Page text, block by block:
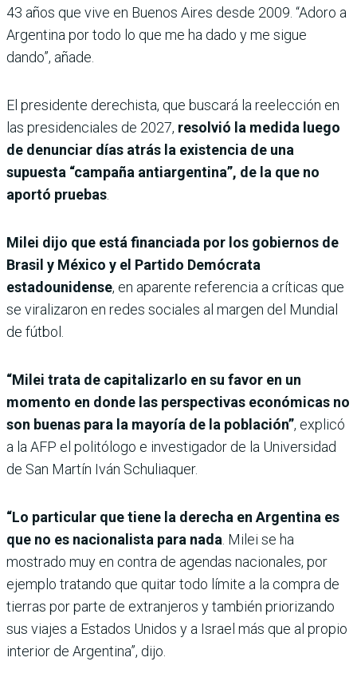
43 años que vive en Buenos Aires desde 2009. “Adoro a
Argentina por todo lo que me ha dado y me sigue
dando”, añade.
El presidente derechista, que buscará la reelección en
las presidenciales de 2027, resolvió la medida luego
de denunciar días atrás la existencia de una
supuesta “campaña antiargentina”, de la que no
aportó pruebas
Milei dijo que está financiada por los gobiernos de
Brasil y México y el Partido Demócrata
estadounidense, en aparente referencia a críticas que
se viralizaron en redes sociales al margen del Mundial
de fútbol.
“Milei trata de capitalizarlo en su favor en un
momento en donde las perspectivas económicas no
son buenas para la mayoría de la población”, explicó
a la AFP el politólogo e investigador de la Universidad
de San Martín Iván Schuliaquer.
“Lo particular que tiene la derecha en Argentina es
que no es nacionalista para nada . Milei se ha
mostrado muy en contra de agendas nacionales, por
ejemplo tratando que quitar todo límite a la compra de
tierras por parte de extranjeros y también priorizando
sus viajes a Estados Unidos y a Israel más que al propio
interior de Argentina”, dijo.